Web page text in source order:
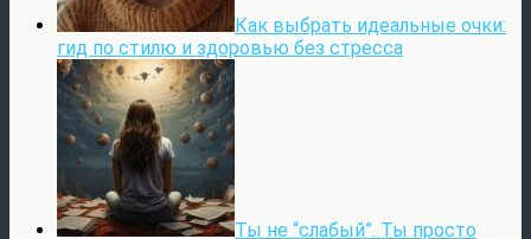
Как выбрать идеальные очки:
гид по стилю и здоровью без стресса
Ты не “слабый”. Ты просто